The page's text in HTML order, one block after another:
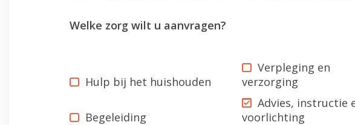
Welke zorg wilt u aanvragen?
Hulp bij het huishouden
Verpleging en
verzorging
Begeleiding
Advies, instructie
voorlichting